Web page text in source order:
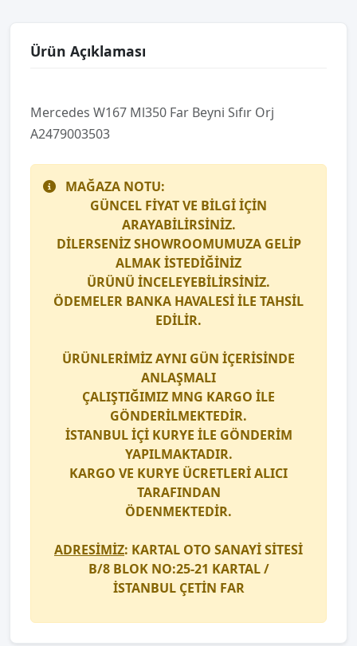
Ürün Açıklaması
Mercedes W167 Ml350 Far Beyni̇ Sıfır Orj
A2479003503
MAĞAZA NOTU:
GÜNCEL FİYAT VE BİLGİ İÇİN
ARAYABİLİRSİNİZ.
DİLERSENİZ SHOWROOMUMUZA GELİP
ALMAK İSTEDİĞİNİZ
ÜRÜNÜ İNCELEYEBİLİRSİNİZ.
ÖDEMELER BANKA HAVALESİ İLE TAHSİL
EDİLİR.
ÜRÜNLERİMİZ AYNI GÜN İÇERİSİNDE
ANLAŞMALI
ÇALIŞTIĞIMIZ MNG KARGO İLE
GÖNDERİLMEKTEDİR.
İSTANBUL İÇİ KURYE İLE GÖNDERİM
YAPILMAKTADIR.
KARGO VE KURYE ÜCRETLERİ ALICI
TARAFINDAN
ÖDENMEKTEDİR.
ADRESİMİZ: KARTAL OTO SANAYİ SİTESİ
B/8 BLOK NO:25-21 KARTAL /
İSTANBUL ÇETİN FAR